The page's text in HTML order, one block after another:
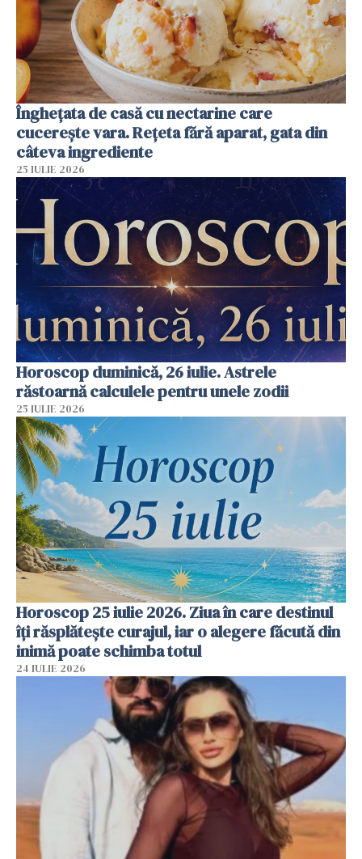
Înghețata de casă cu nectarine care
cucerește vara. Rețeta fără aparat, gata din
câteva ingrediente
25 IULIE 2026
Horoscop duminică, 26 iulie. Astrele
răstoarnă calculele pentru unele zodii
25 IULIE 2026
Horoscop 25 iulie 2026. Ziua în care destinul
îți răsplătește curajul, iar o alegere făcută din
inimă poate schimba totul
24 IULIE 2026